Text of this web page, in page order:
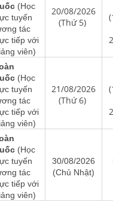
(Học
tuyến
tác
tiếp với
viên)
20/08/2026
(Thứ 5)
(Học
tuyến
tác
tiếp với
viên)
21/08/2026
(Thứ 6)
(Học
tuyến
tác
tiếp với
viên)
30/08/2026
(Chủ Nhật)